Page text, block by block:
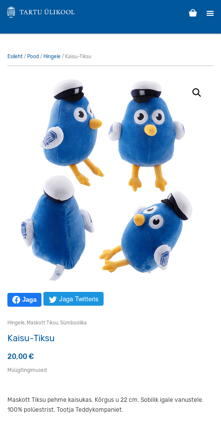
Esileht/ Pood / Hingele / Kaisu-Tiksu
Jaga Jaga Twitteris
Hingele, Maskott Tiksu,Sümboolika
Kaisu-Tiksu
20,00€
Müügitingimused
Maskott Tiksu pehme kaisukas. Kõrgus u 22 cm. Sobilik igale vanustele.
100% polüestrist. Tootja Teddykompaniet.